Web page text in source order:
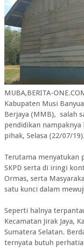
MUBA,BERITA-
Kabupaten Musi
Berjaya (MMB), salah
pendidikan
pihak, Selasa (22/07/19).
Terutama menyatukan
SKPD serta di iringi
Ormas, serta
satu kunci dalam
Seperti halnya
Kecamatan Jirak Jaya,
Sumatera Selatan.
ternyata butuh